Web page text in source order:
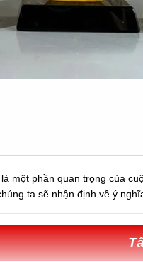
là một phần quan trọng của
ta sẽ nhận định về ý